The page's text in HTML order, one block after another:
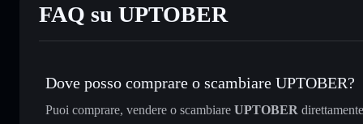
FAQ su UPTOBER
Dove posso comprare o scambiare UPTOBER?
Puoi comprare, vendere o scambiare UPTOBER